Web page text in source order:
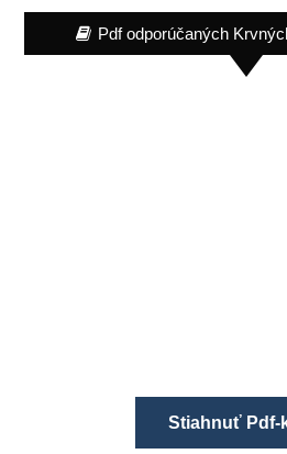
Pdf odporúčaných
Stiahnuť Pdf-